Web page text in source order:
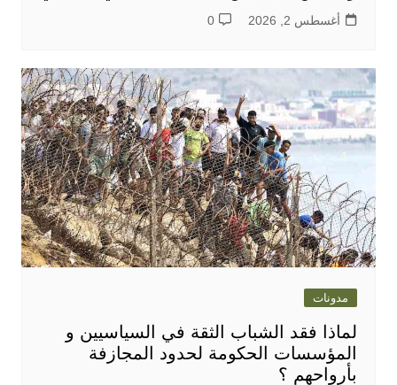
أغسطس 2, 2026 0
مدونات
لماذا فقد الشباب الثقة في السياسيين و
المؤسسات الحكومة لحدود المجازفة
بأرواحهم ؟